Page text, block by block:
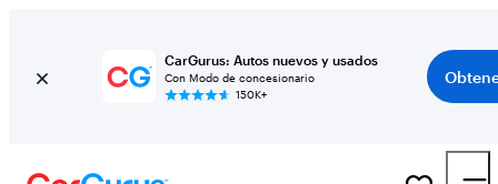
CarGurus: Autos nuevos y usados
Con Modo de concesionario
150K+